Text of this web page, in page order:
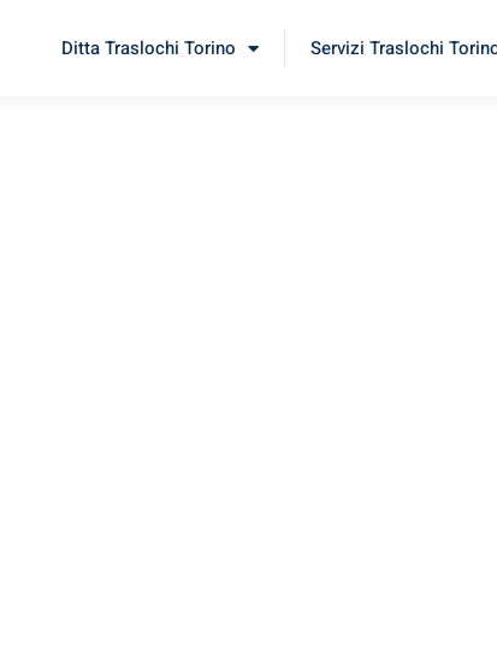
Ditta Traslochi Torino Servizi Traslochi